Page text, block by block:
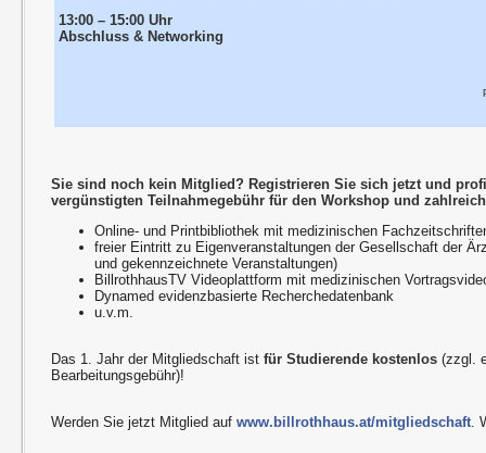
13:00 – 15:00 Uhr
Abschluss & Networking
Sie sind noch kein Mitglied? Registrieren Sie sich jetzt und
vergünstigten Teilnahmegebühr für den Workshop und
Online- und Printbibliothek mit medizinischen
freier Eintritt zu Eigenveranstaltungen der Gesellschaft der
und gekennzeichnete Veranstaltungen)
BillrothhausTV Videoplattform mit medizinischen
Dynamed evidenzbasierte Recherchedatenbank
u.v.m.
Das 1. Jahr der Mitgliedschaft istfür Studierende kostenlos (zzgl.
Bearbeitungsgebühr)!
Werden Sie jetzt Mitglied auf www.billrothhaus.at/mitgliedschaft.